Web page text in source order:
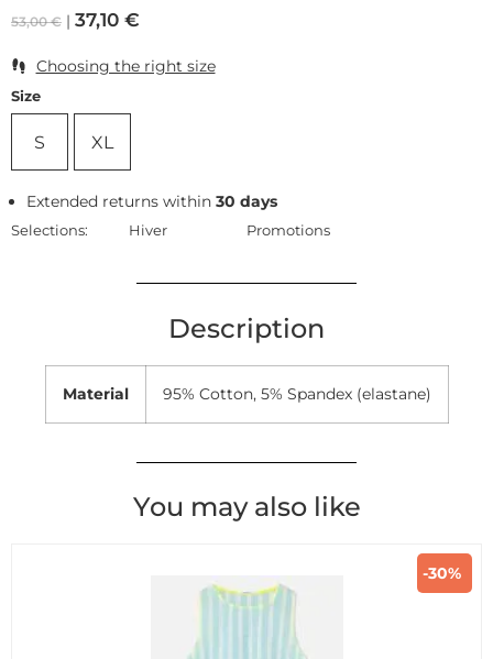
53,00€ 37,10 €
Choosing the right size
Size
S XL
Extended returns within30 days
Selections: Hiver Promotions
Description
Material 95% Cotton, 5% Spandex (elastane)
You may also like
-30%